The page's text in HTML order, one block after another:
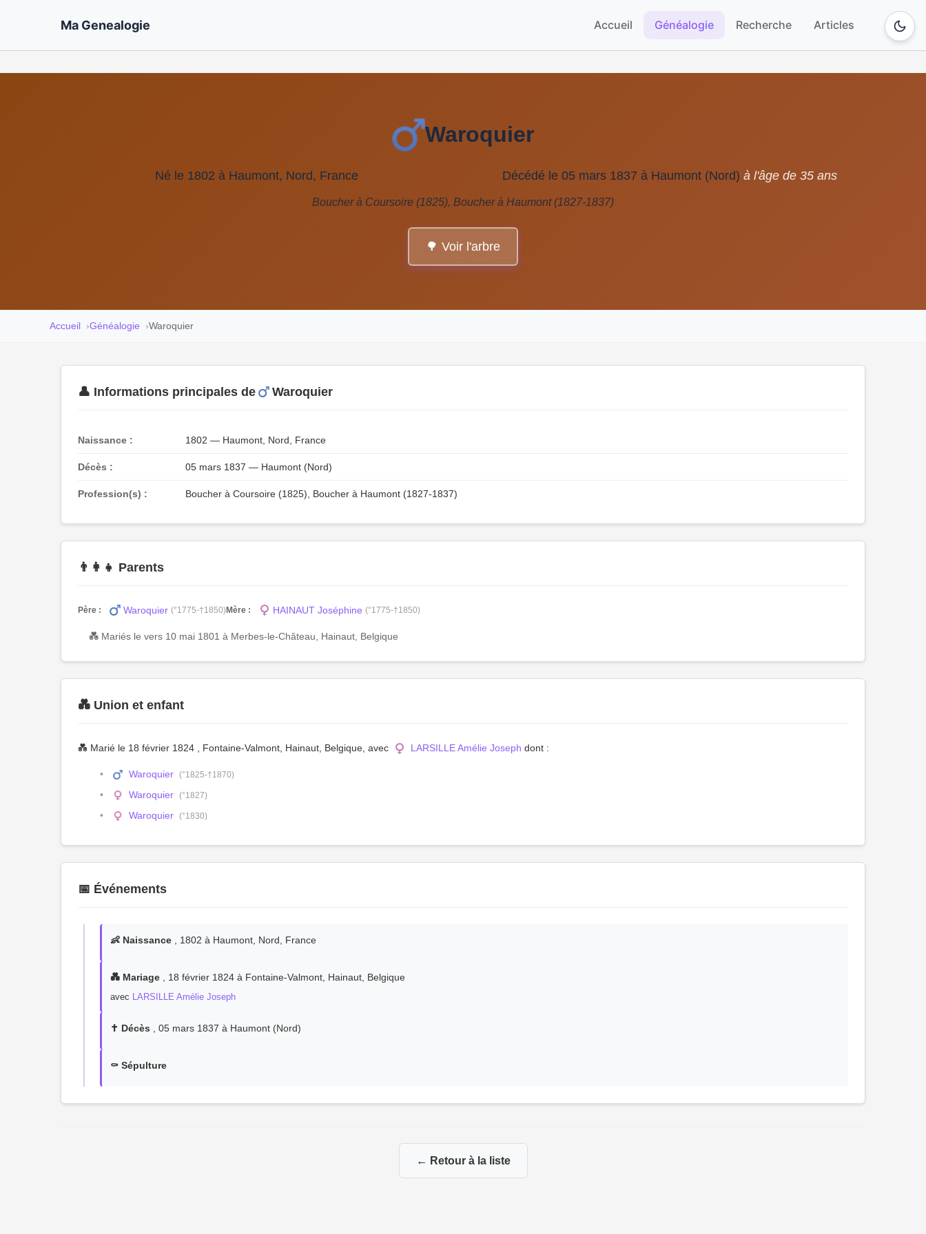
Ma Genealogie Accueil Généalogie Recherche Articles
Waroquier
Né le 1802 à Haumont, Nord, France Décédé le 05 mars 1837 à Haumont (Nord) à l'âge de 35 ans
Boucher à Coursoire (1825), Boucher à Haumont (1827-1837)
🌳 Voir l'arbre
Accueil Généalogie Waroquier
👤 Informations principales de Waroquier
Naissance : 1802 — Haumont, Nord, France
Décès : 05 mars 1837 — Haumont (Nord)
Profession(s) : Boucher à Coursoire (1825), Boucher à Haumont (1827-1837)
👨‍👩‍👧 Parents
Père : Waroquier (°1775-†1850)Mère : HAINAUT Joséphine (°1775-†1850)
💑 Mariés le vers 10 mai 1801 à Merbes-le-Château, Hainaut, Belgique
💑 Union et enfant
💑 Marié le 18 février 1824 , Fontaine-Valmont, Hainaut, Belgique, avec LARSILLE Amélie Joseph dont :
Waroquier (°1825-†1870)
Waroquier (°1827)
Waroquier (°1830)
📅 Événements
👶 Naissance , 1802 à Haumont, Nord, France
💑 Mariage , 18 février 1824 à Fontaine-Valmont, Hainaut, Belgique
avec LARSILLE Amélie Joseph
✝️ Décès , 05 mars 1837 à Haumont (Nord)
⚰️ Sépulture
← Retour à la liste